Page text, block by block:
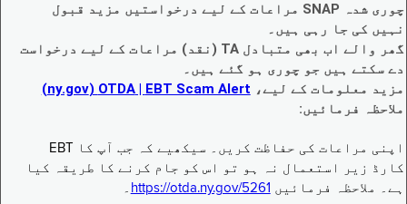
چوری شدہ SNAP مراعات کے لیے درخواستیں مزید قبول
نہیں کی جا رہی ہیں۔
گھر والے اب بھی متبادل TA (نقد) مراعات کے لیے درخواست
دے سکتے ہیں جو چوری ہو گئے ہیں۔
مزید معلومات کے لیے، EBT Scam Alert ‏| OTDA ‏(ny.gov)
ملاحظہ فرمائیں:
اپنی مراعات کی حفاظت کریں۔ سیکھیے کہ جب آپ کا EBT
کارڈ زیر استعمال نہ ہو تو اس کو جام کرنے کا طریقہ کیا
ہے۔ ملاحظہ فرمائیں https://otda.ny.gov/5261 ۔